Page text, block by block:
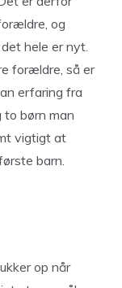
og
hele er nyt.
forældre, så er
erfaring fra
to børn man
vigtigt at
barn.
op når